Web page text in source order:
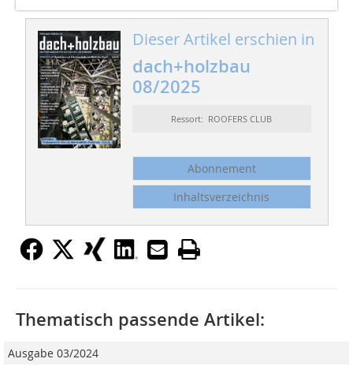
Dieser Artikel erschien in
dach+holzbau
08/2025
Ressort: ROOFERS CLUB
Abonnement
Inhaltsverzeichnis
Thematisch passende Artikel:
Ausgabe 03/2024